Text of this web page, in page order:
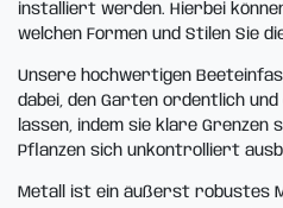
installiert werden. Hierbei
welchen Formen und Stilen Sie
Unsere hochwertigen
dabei, den Garten ordentlich
lassen, indem sie klare Grenzen
Pflanzen sich unkontrolliert
Metall ist ein äußerst robustes